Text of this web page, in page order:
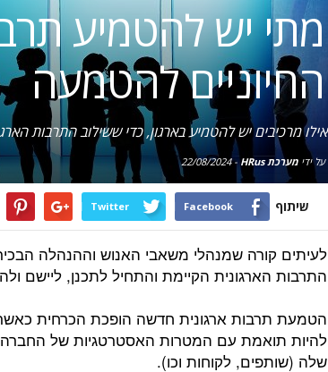
מתי יש להטמיע
החיוניים להטמעה
אילו מרכיבים יש להטמיע בארגון, כדי ששילוב התרבות
על ידימערכת HRus -
22/08/2024
שיתוף Facebook
Twitter
לעיתים קורה שמנהלי משאבי האנוש וההנהלה
התרבות הארגונית הקיימת והתחיל לתכנן, ליישם
הטמעת תרבות ארגונית חדשה הופכת הכרחית
להיות תואמת עם המטרות האסטרטגיות של
שלה (שותפים, לקוחות וכו).